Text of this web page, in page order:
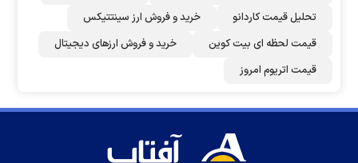
تحلیل قیمت کاردانو
خرید و فروش ارز سینتتیکس
قیمت لحظه ای بیت کوین
خرید و فروش ارزهای دیجیتال
قیمت اتریوم امروز